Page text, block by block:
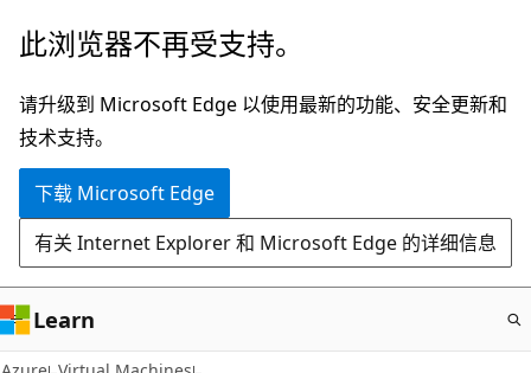
跳
主
要
内
此浏览器不再受支持。
请升级到 Microsoft Edge 以使用最新的功能、安全更新和
技术支持。
下载 Microsoft Edge
有关 Internet Explorer 和 Microsoft Edge 的详细信息
Learn